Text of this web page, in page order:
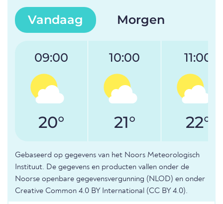
Vandaag Morgen
09:00
20°
10:00
21°
11:00
22°
Gebaseerd op gegevens van het Noors Meteorologisch
Instituut. De gegevens en producten vallen onder de
Noorse openbare gegevensvergunning (NLOD) en onder
Creative Common 4.0 BY International (CC BY 4.0).